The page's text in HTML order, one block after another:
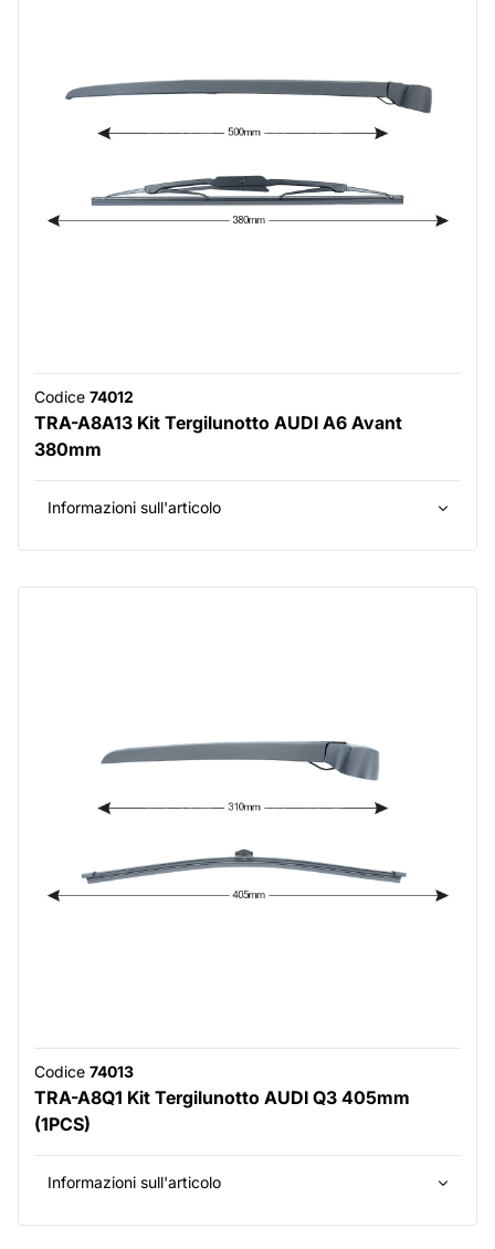
Codice 74012
TRA-A8A13 Kit Tergilunotto AUDI A6 Avant
380mm
Informazioni sull'articolo
Codice 74013
TRA-A8Q1 Kit Tergilunotto AUDI Q3 405mm
(1PCS)
Informazioni sull'articolo